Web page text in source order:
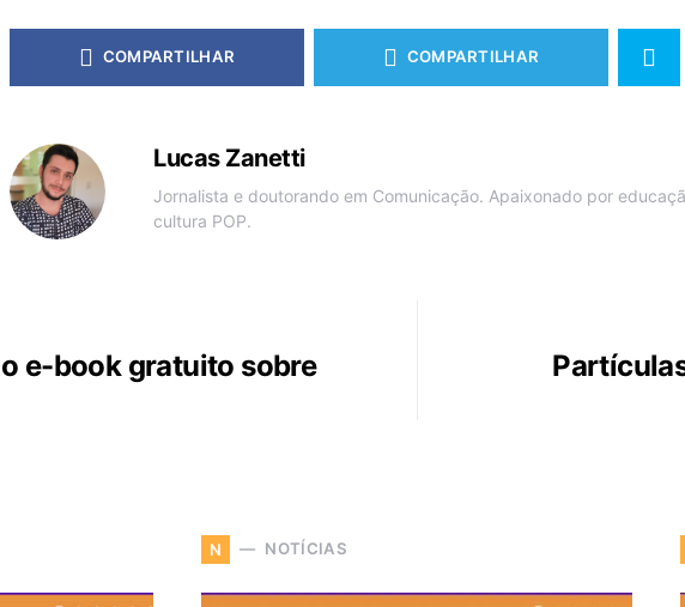
COMPARTILHAR COMPARTILHAR
Lucas Zanetti
Jornalista e doutorando em Comunicação. Apaixonado por
cultura POP.
e-book gratuito sobre
N NOTÍCIAS